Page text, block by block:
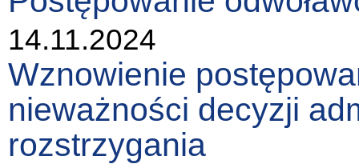
14.11.2024
Wznowienie
nieważności decyzji
rozstrzygania